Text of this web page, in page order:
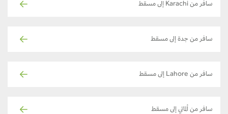
سافر من Karachi إلى مسقط
سافر من جدة إلى مسقط
سافر من Lahore إلى مسقط
سافر من ألماتي إلى مسقط